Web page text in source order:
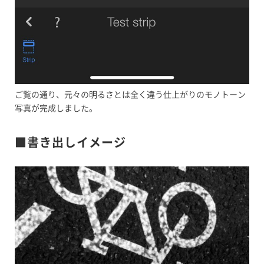
ご覧の通り、元々の明るさとは全く違う仕上がりのモノトーン
写真が完成しました。
■書き出しイメージ